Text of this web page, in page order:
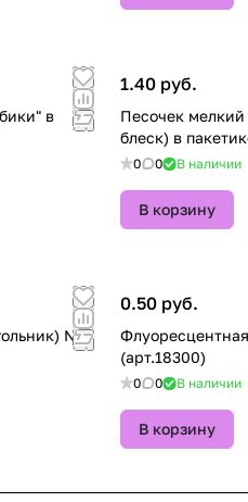
в
1.40 руб.
Песочек
блеск) в
0 0 В наличии
В корзину
№5
0.50 руб.
(арт.18300)
0 0 В наличии
В корзину